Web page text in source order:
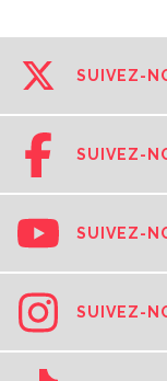
SUIVEZ-
SUIVEZ-
SUIVEZ-
SUIVEZ-